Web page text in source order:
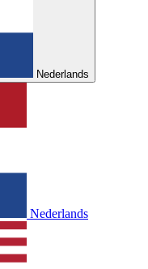
Nederlands
Nederlands